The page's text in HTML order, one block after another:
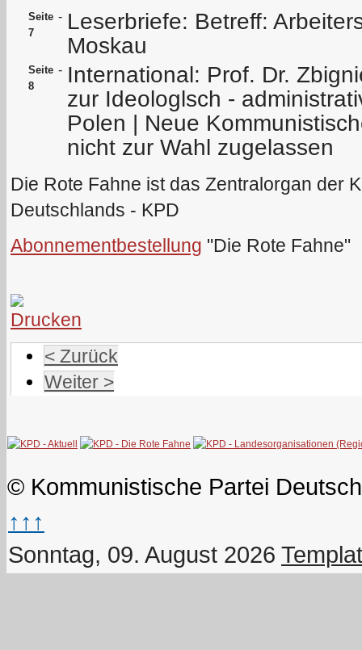
Seite
7
- Leserbriefe: Betreff:
Moskau
Seite
8
- International: Prof. Dr.
zur Ideologlsch -
Polen | Neue
nicht zur Wahl zugelassen
Die Rote Fahne ist das Zentralorgan der
Deutschlands - KPD
Abonnementbestellung "Die Rote Fahne"
< Zurück
Weiter >
© Kommunistische Partei
↑↑↑
Sonntag, 09. August 2026